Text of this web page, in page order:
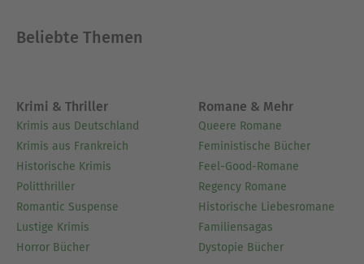
Beliebte Themen
Krimi & Thriller
Krimis aus Deutschland
Krimis aus Frankreich
Historische Krimis
Politthriller
Romantic Suspense
Lustige Krimis
Horror Bücher
Romane & Mehr
Queere Romane
Feministische Bücher
Feel-Good-Romane
Regency Romane
Historische Liebesromane
Familiensagas
Dystopie Bücher